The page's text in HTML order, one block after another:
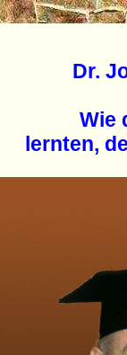
Dr.
Wie
lernten,